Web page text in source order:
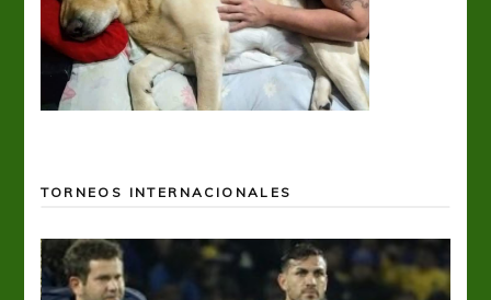
TORNEOS INTERNACIONALES